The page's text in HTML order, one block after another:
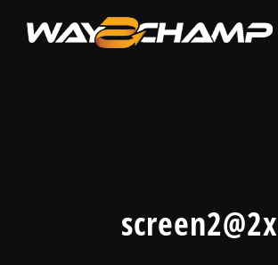
screen2@2x